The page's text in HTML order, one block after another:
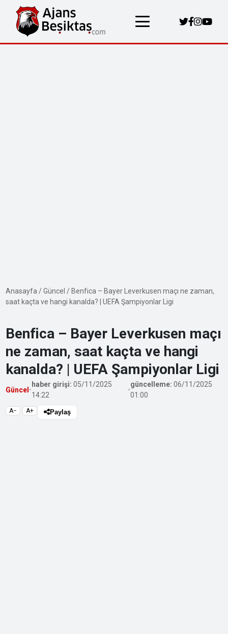
Anasayfa /Güncel / Benfica – Bayer Leverkusen maçı ne zaman,
saat kaçta ve hangi kanalda? | UEFA Şampiyonlar Ligi
Benfica – Bayer Leverkusen maçı
ne zaman, saat kaçta ve hangi
kanalda? | UEFA Şampiyonlar Ligi
Güncel•
haber girişi: 05/11/2025
14:22
•
güncelleme: 06/11/2025
01:00
A− A+ Paylaş